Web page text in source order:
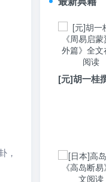
，